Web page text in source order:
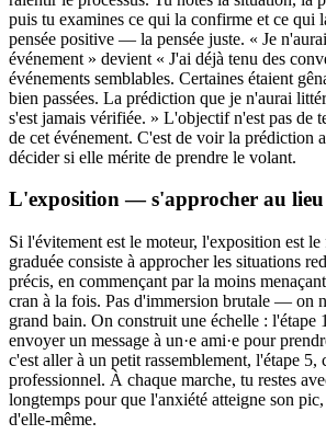
puis tu examines ce qui la confirme et ce qui
pensée positive — la pensée juste. « Je
événement » devient « J'ai déjà tenu des
événements semblables. Certaines étaient
bien passées. La prédiction que je n'aurai
s'est jamais vérifiée. » L'objectif n'est pas de
de cet événement. C'est de voir la prédiction
décider si elle mérite de prendre le volant.
L'exposition — s'approcher au
Si l'évitement est le moteur, l'exposition est
graduée consiste à approcher les situations
précis, en commençant par la moins
cran à la fois. Pas d'immersion brutale — on
grand bain. On construit une échelle : l'étape
envoyer un message à un·e ami·e pour
c'est aller à un petit rassemblement, l'étape 5,
professionnel. À chaque marche, tu restes
longtemps pour que l'anxiété atteigne son
d'elle-même.